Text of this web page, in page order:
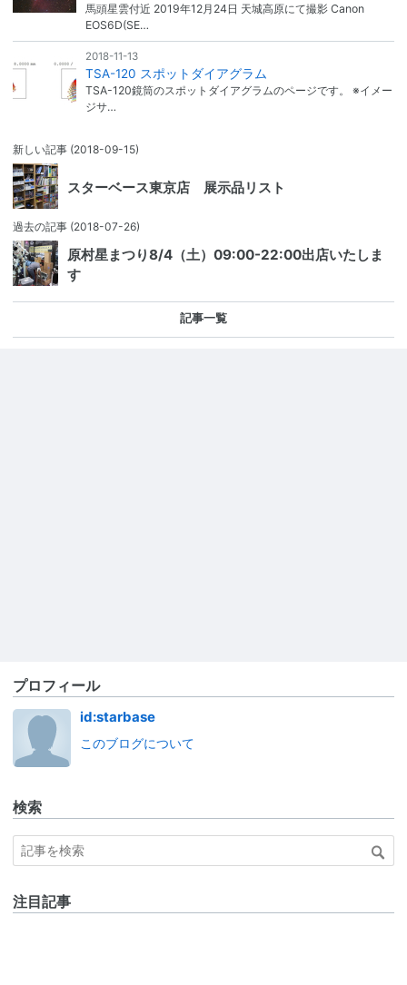
馬頭星雲付近 2019年12月24日 天城高原にて撮影 Canon
EOS6D(SE…
2018-11-13
TSA-120 スポットダイアグラム
TSA-120鏡筒のスポットダイアグラムのページです。 ※イメー
ジサ…
新しい記事 (2018-09-15)
スターベース東京店 展示品リスト
過去の記事 (2018-07-26)
原村星まつり8/4（土）09:00-22:00出店いたしま
す
記事一覧
プロフィール
id:starbase
このブログについて
検索
注目記事